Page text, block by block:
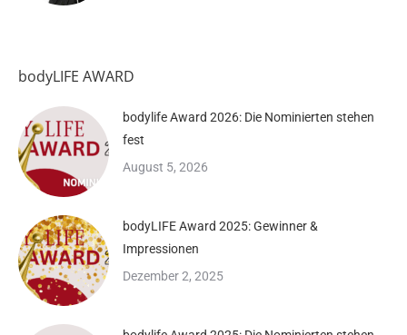
bodyLIFE AWARD
bodylife Award 2026: Die Nominierten stehen
fest
August 5, 2026
bodyLIFE Award 2025: Gewinner &
Impressionen
Dezember 2, 2025